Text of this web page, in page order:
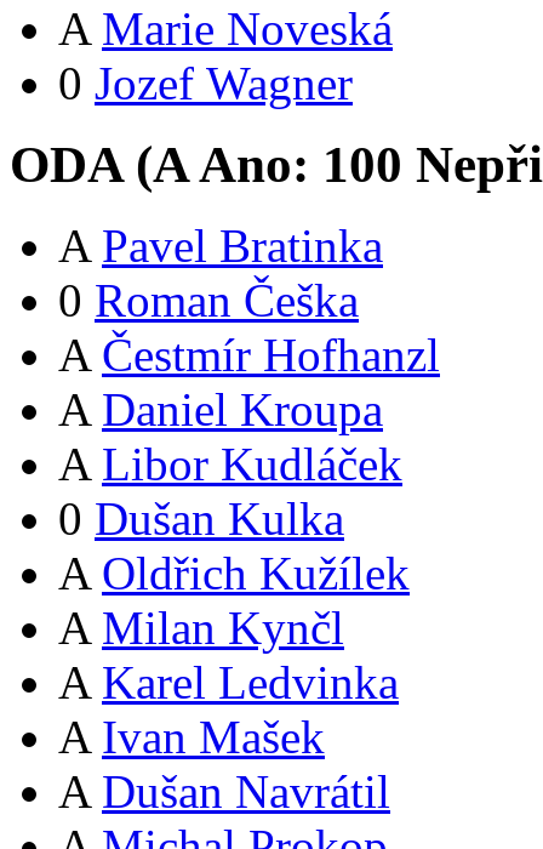
A Marie Noveská
0 Jozef Wagner
ODA (AAno: 100
A Pavel Bratinka
0 Roman Češka
A Čestmír Hofhanzl
A Daniel Kroupa
A Libor Kudláček
0 Dušan Kulka
A Oldřich Kužílek
A Milan Kynčl
A Karel Ledvinka
A Ivan Mašek
A Dušan Navrátil